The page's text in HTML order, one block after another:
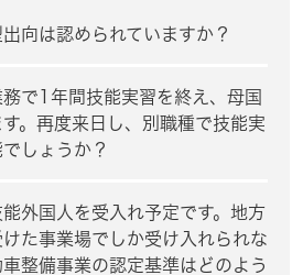
向は認められていますか？
で1年間技能実習を終え、母国
。再度来日し、別職種で技能実
しょうか？
外国人を受入れ予定です。地方
た事業場でしか受け入れられな
整備事業の認定基準はどのよう